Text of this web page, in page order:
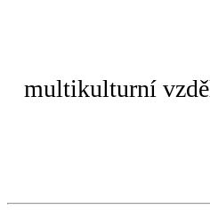
multikulturní